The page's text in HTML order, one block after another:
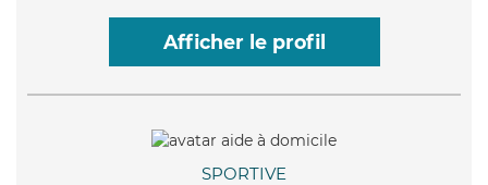
Afficher le profil
SPORTIVE